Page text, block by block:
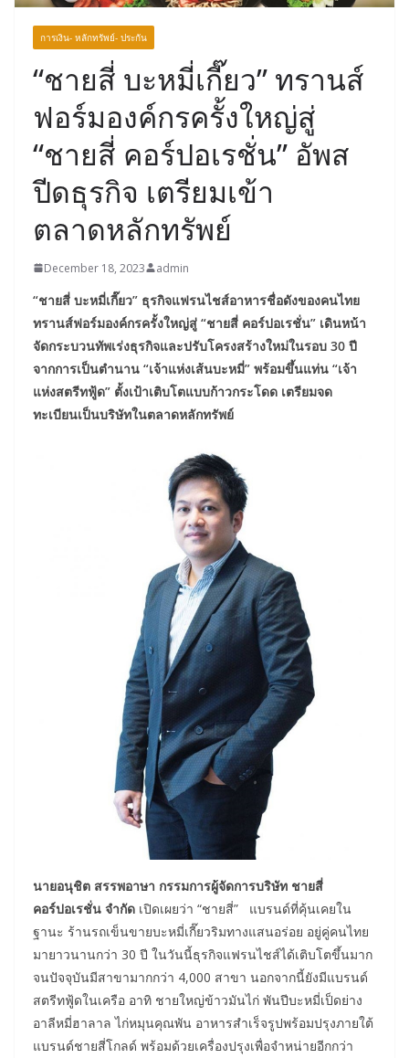
การเงิน- หลักทรัพย์- ประกัน
“ชายสี่ บะหมี่เกี๊ยว” ทรานส์
ฟอร์มองค์กรครั้งใหญ่สู่
“ชายสี่ คอร์ปอเรชั่น” อัพส
ปีดธุรกิจ เตรียมเข้า
ตลาดหลักทรัพย์
December 18, 2023 admin
“ชายสี่ บะหมี่เกี๊ยว” ธุรกิจแฟรนไชส์อาหารชื่อดังของคนไทย
ทรานส์ฟอร์มองค์กรครั้งใหญ่สู่ “ชายสี่ คอร์ปอเรชั่น” เดินหน้า
จัดกระบวนทัพเร่งธุรกิจและปรับโครงสร้างใหม่ในรอบ 30 ปี
จากการเป็นตำนาน “เจ้าแห่งเส้นบะหมี่” พร้อมขึ้นแท่น “เจ้า
แห่งสตรีทฟู้ด” ตั้งเป้าเติบโตแบบก้าวกระโดด เตรียมจด
ทะเบียนเป็นบริษัทในตลาดหลักทรัพย์
นายอนุชิต สรรพอาษา กรรมการผู้จัดการบริษัท ชายสี่
คอร์ปอเรชั่น จำกัด เปิดเผยว่า “ชายสี่” แบรนด์ที่คุ้นเคยใน
ฐานะ ร้านรถเข็นขายบะหมี่เกี๊ยวริมทางแสนอร่อย อยู่คู่คนไทย
มายาวนานกว่า 30 ปี ในวันนี้ธุรกิจแฟรนไชส์ได้เติบโตขึ้นมาก
จนปัจจุบันมีสาขามากกว่า 4,000 สาขา นอกจากนี้ยังมีแบรนด์
สตรีทฟู้ดในเครือ อาทิ ชายใหญ่ข้าวมันไก่ พันปีบะหมี่เป็ดย่าง
อาลีหมี่ฮาลาล ไก่หมุนคุณพัน อาหารสำเร็จรูปพร้อมปรุงภายใต้
แบรนด์ชายสี่โกลด์ พร้อมด้วยเครื่องปรุงเพื่อจำหน่ายอีกกว่า